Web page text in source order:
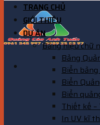
TRANG CHỦ
GIỚI THIỆU
DỰ ÁN
Bảng hiệu chữ
Bảng
Biển
Biển
Biển
Thiết kế –
In UV kĩ